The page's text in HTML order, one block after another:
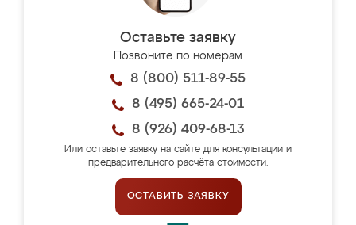
Оставьте заявку
Позвоните по номерам
8 (800) 511-89-55
8 (495) 665-24-01
8 (926) 409-68-13
Или оставьте заявку на сайте для консультации и
предварительного расчёта стоимости.
ОСТАВИТЬ ЗАЯВКУ